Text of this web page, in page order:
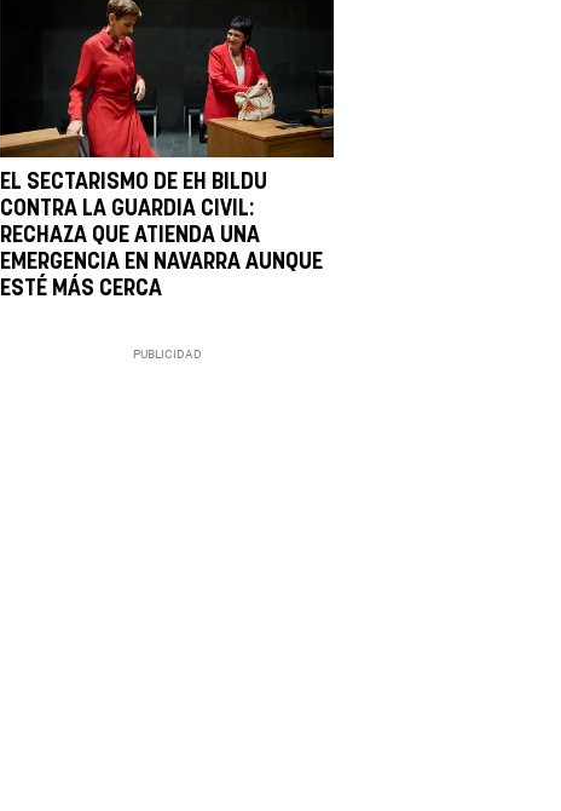
EL SECTARISMO DE EH BILDU
CONTRA LA GUARDIA CIVIL:
RECHAZA QUE ATIENDA UNA
EMERGENCIA EN NAVARRA AUNQUE
ESTÉ MÁS CERCA